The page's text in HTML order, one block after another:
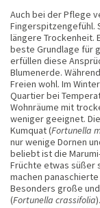
Auch bei der Pflege
Fingerspitzengefühl.
längere Trockenheit.
beste Grundlage für
erfüllen diese
Blumenerde.
Freien wohl. Im
Quartier bei
Wohnräume mit
weniger geeignet.
Kumquat (Fortunella
nur wenige Dornen
beliebt ist die
Früchte etwas süßer
machen
Besonders große
(Fortunella crassifolia